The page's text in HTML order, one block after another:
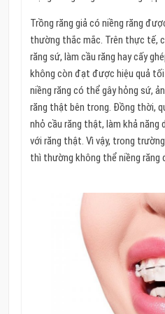
Trồng răng giả có niềng răng
thường thắc mắc. Trên thực tế,
răng sứ, làm cầu răng hay cấy
không còn đạt được hiệu quả
niềng răng có thể gây hỏng sứ,
răng thật bên trong. Đồng thời,
nhỏ cầu răng thật, làm khả năng
với răng thật. Vì vậy, trong
thì thường không thể niềng răng